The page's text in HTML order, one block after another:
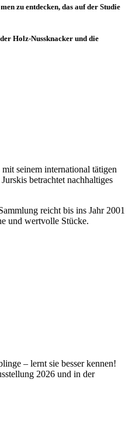
zu entdecken, das auf der Studie
Holz-Nussknacker und die
seinem international tätigen
betrachtet nachhaltiges
reicht bis ins Jahr 2001
und wertvolle Stücke.
– lernt sie besser kennen!
2026 und in der